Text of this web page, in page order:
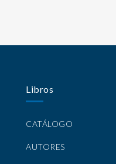
Libros
CATÁLOGO
AUTORES